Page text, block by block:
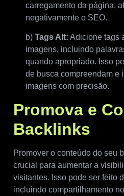
carregamento da página,
negativamente o SEO.
b) Tags Alt: Adicione tags
imagens, incluindo
quando apropriado. Isso
de busca compreendam e
imagens com precisão.
Promova e
Backlinks
Promover o conteúdo do seu
crucial para aumentar a
visitantes. Isso pode ser feito
incluindo compartilhamento